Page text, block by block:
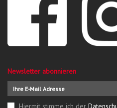
Newsletter abonnieren
Hiermit stimme ich der